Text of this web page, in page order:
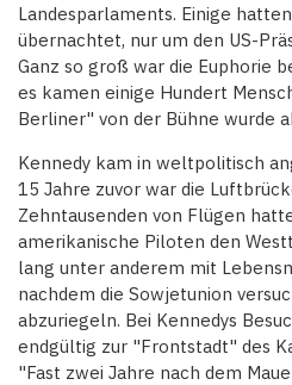
Landesparlaments. Einige
übernachtet, nur um den US-
Ganz so groß war die Euphorie
es kamen einige Hundert
Berliner" von der Bühne wurde
Kennedy kam in weltpolitisch
15 Jahre zuvor war die
Zehntausenden von Flügen
amerikanische Piloten den
lang unter anderem mit
nachdem die Sowjetunion
abzuriegeln. Bei Kennedys
endgültig zur "Frontstadt" des
"Fast zwei Jahre nach dem